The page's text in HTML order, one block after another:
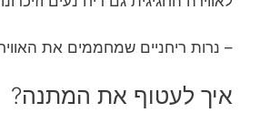
– נרות ריחניים שמחממים את
איך לעטוף את המתנה?